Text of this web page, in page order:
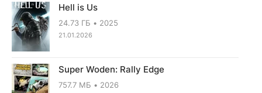
Hell is Us
24.73 ГБ 2025
21.01.2026
Super Woden: Rally Edge
757.7 МБ 2026